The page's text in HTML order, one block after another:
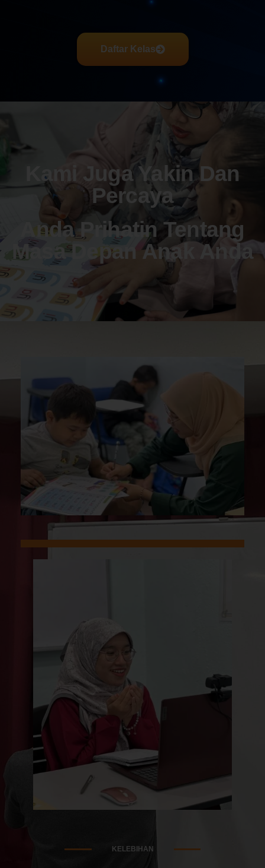
Daftar Kelas
Kami Juga Yakin Dan
Percaya
Anda Prihatin Tentang
Masa Depan Anak Anda
KELEBIHAN